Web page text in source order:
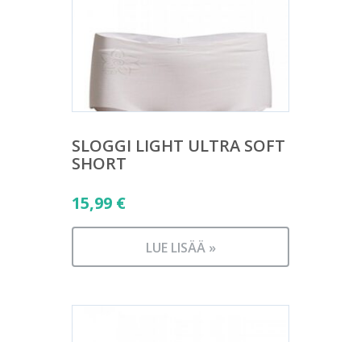
SLOGGI LIGHT ULTRA SOFT
SHORT
15,99 €
LUE LISÄÄ »